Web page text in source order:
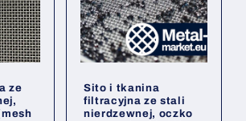
ze
Sito i tkanina
filtracyjna ze stali
nierdzewnej, oczko